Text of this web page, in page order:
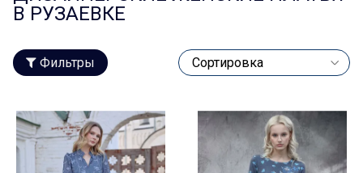
В РУЗАЕВКЕ
Фильтры